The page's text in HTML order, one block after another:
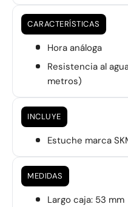
CARACTERÍSTICAS
Hora análoga
Resistencia al
metros)
INCLUYE
Estuche marca
MEDIDAS
Largo caja: 53 mm